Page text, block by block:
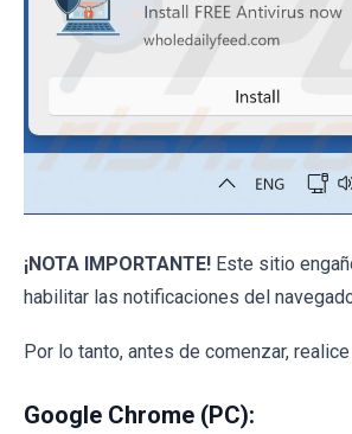
¡NOTA IMPORTANTE! Este sitio
habilitar las notificaciones del
Por lo tanto, antes de comenzar,
Google Chrome (PC):